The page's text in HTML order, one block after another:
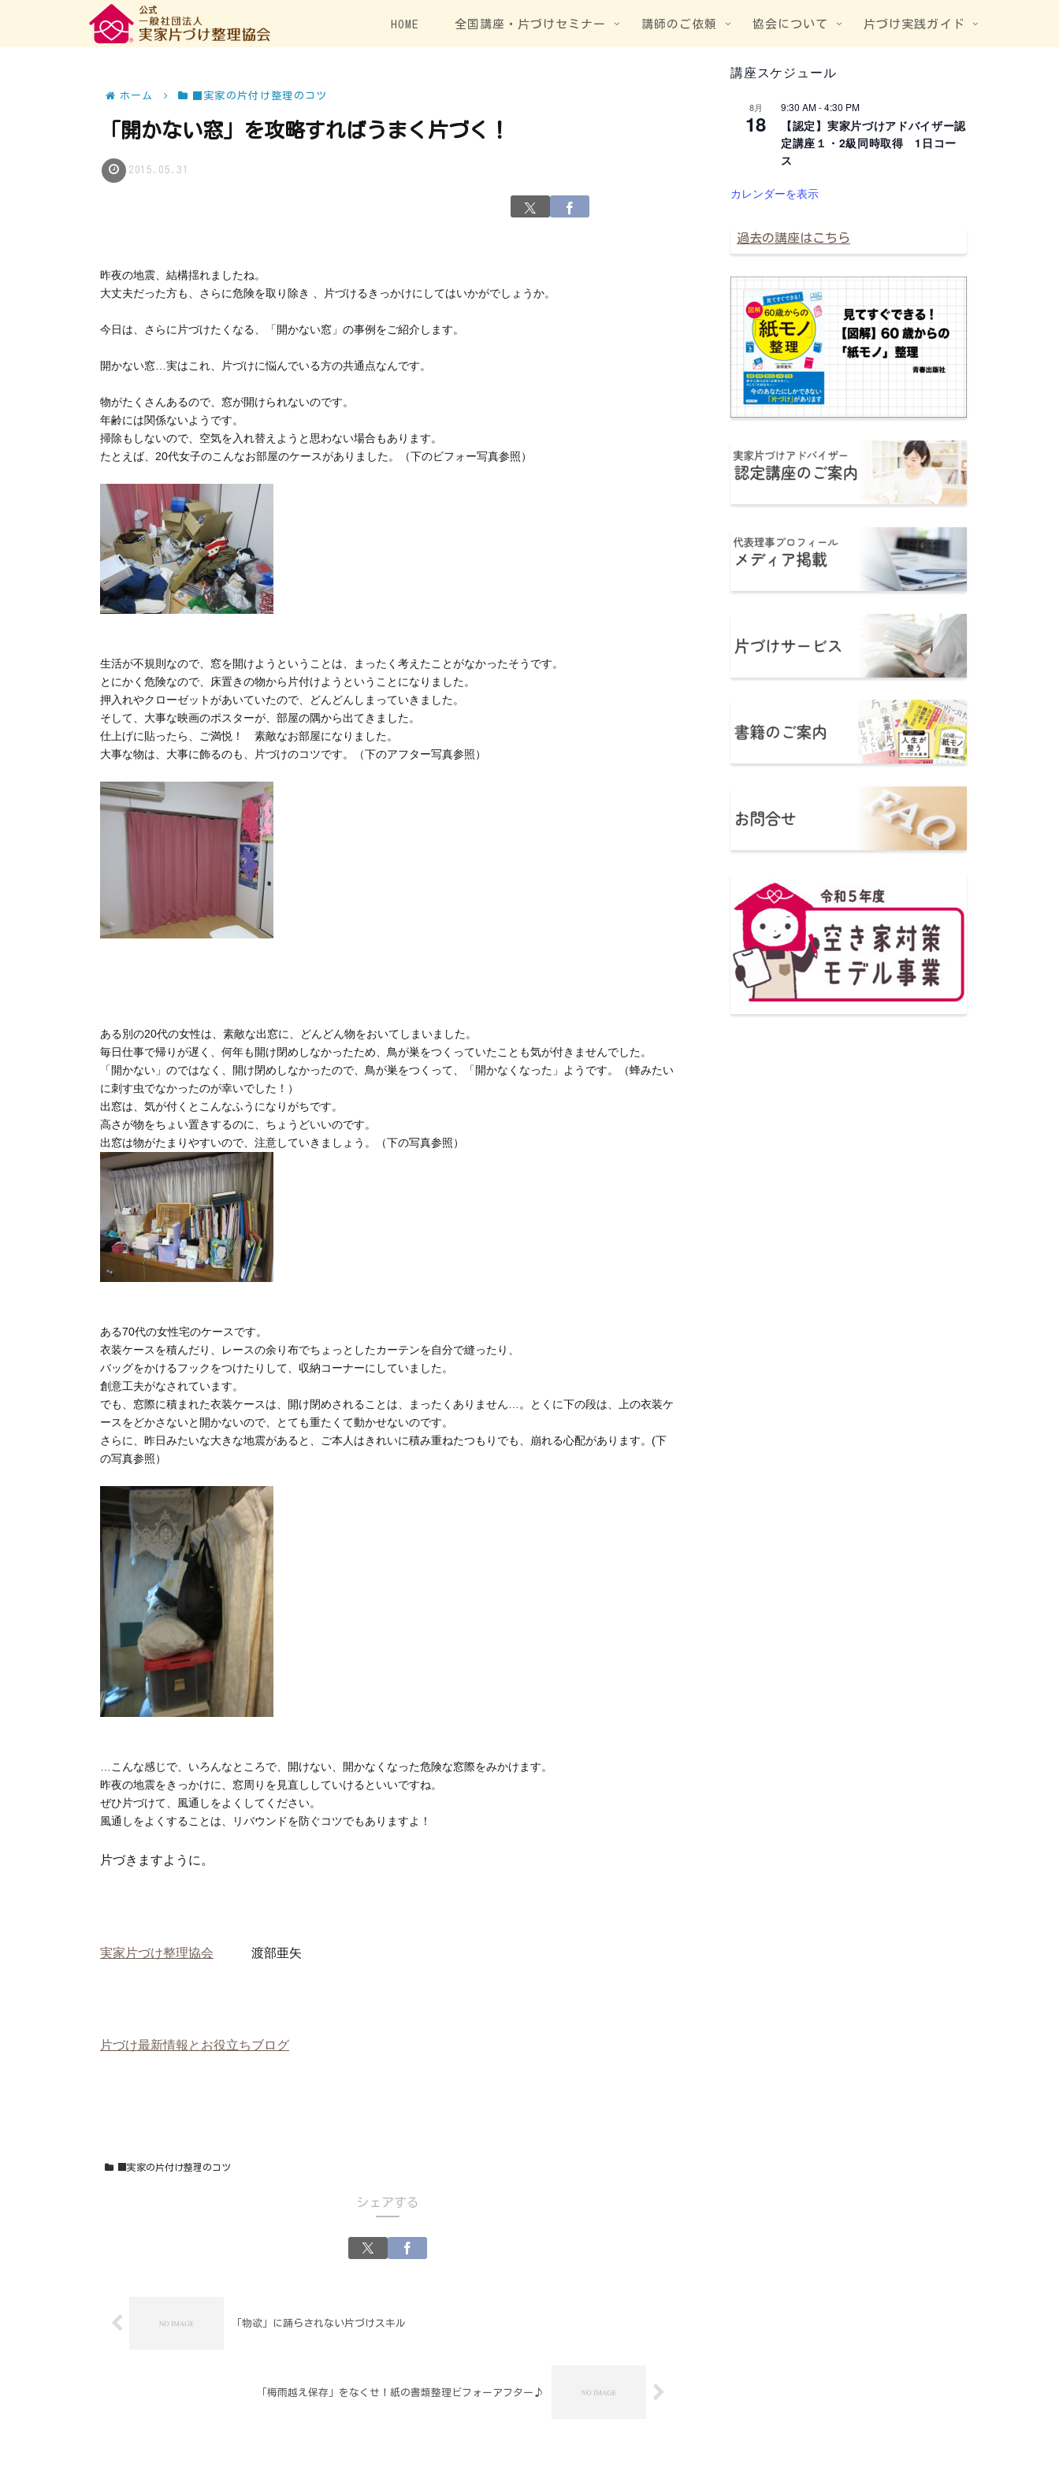
HOME 全国講座・片づけセミナー 講師のご依頼 協会について 片づけ実践ガイド
ホーム ■実家の片付け整理のコツ
「開かない窓」を攻略すればうまく片づく！
2015.05.31
昨夜の地震、結構揺れましたね。
大丈夫だった方も、さらに危険を取り除き 、片づけるきっかけにしてはいかがでしょうか。
今日は、さらに片づけたくなる、「開かない窓」の事例をご紹介します。
開かない窓…実はこれ、片づけに悩んでいる方の共通点なんです。
物がたくさんあるので、窓が開けられないのです。
年齢には関係ないようです。
掃除もしないので、空気を入れ替えようと思わない場合もあります。
たとえば、20代女子のこんなお部屋のケースがありました。（下のビフォー写真参照）
生活が不規則なので、窓を開けようということは、まったく考えたことがなかったそうです。
とにかく危険なので、床置きの物から片付けようということになりました。
押入れやクローゼットがあいていたので、どんどんしまっていきました。
そして、大事な映画のポスターが、部屋の隅から出てきました。
仕上げに貼ったら、ご満悦！ 素敵なお部屋になりました。
大事な物は、大事に飾るのも、片づけのコツです。（下のアフター写真参照）
ある別の20代の女性は、素敵な出窓に、どんどん物をおいてしまいました。
毎日仕事で帰りが遅く、何年も開け閉めしなかったため、鳥が巣をつくっていたことも気が付きませんでした。
「開かない」のではなく、開け閉めしなかったので、鳥が巣をつくって、「開かなくなった」ようです。（蜂みたい
に刺す虫でなかったのが幸いでした！）
出窓は、気が付くとこんなふうになりがちです。
高さが物をちょい置きするのに、ちょうどいいのです。
出窓は物がたまりやすいので、注意していきましょう。（下の写真参照）
ある70代の女性宅のケースです。
衣装ケースを積んだり、レースの余り布でちょっとしたカーテンを自分で縫ったり、
バッグをかけるフックをつけたりして、収納コーナーにしていました。
創意工夫がなされています。
でも、窓際に積まれた衣装ケースは、開け閉めされることは、まったくありません…。とくに下の段は、上の衣装ケ
ースをどかさないと開かないので、とても重たくて動かせないのです。
さらに、昨日みたいな大きな地震があると、ご本人はきれいに積み重ねたつもりでも、崩れる心配があります。(下
の写真参照）
…こんな感じで、いろんなところで、開けない、開かなくなった危険な窓際をみかけます。
昨夜の地震をきっかけに、窓周りを見直ししていけるといいですね。
ぜひ片づけて、風通しをよくしてください。
風通しをよくすることは、リバウンドを防ぐコツでもありますよ！
片づきますように。
実家片づけ整理協会 渡部亜矢
片づけ最新情報とお役立ちブログ
■実家の片付け整理のコツ
シェアする
「物欲」に踊らされない片づけスキル
「梅雨越え保存」をなくせ！紙の書類整理ビフォーアフター♪
講座スケジュール
8月
18
9:30 AM-4:30 PM
【認定】実家片づけアドバイザー認
定講座１・2級同時取得 1日コー
ス
カレンダーを表示
過去の講座はこちら